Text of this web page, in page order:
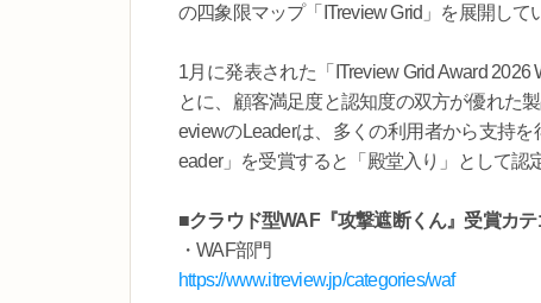
の四象限マップ「ITreview Grid」を展開して
1月に発表された「ITreview Grid Award
とに、顧客満足度と認知度の双方が優れた
eviewのLeaderは、多くの利用者から支持
eader」を受賞すると「殿堂入り」として認
■クラウド型WAF『攻撃遮断くん』受賞カテ
・WAF部門
https://www.itreview.jp/categories/waf